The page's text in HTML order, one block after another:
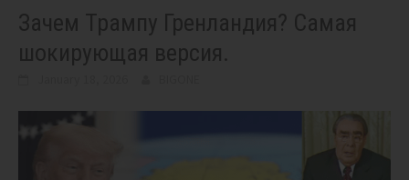
Зачем Трампу Гренландия? Самая
шокирующая версия.